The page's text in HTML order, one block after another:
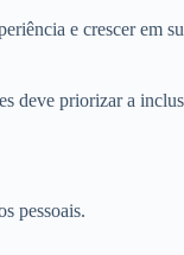
e crescer em
deve priorizar a
pessoais.